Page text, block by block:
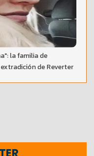
la familia de
de Reverter